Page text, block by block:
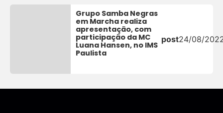
Grupo Samba Negras
em Marcha realiza
apresentação, com
participação da MC
Luana Hansen, no IMS
Paulista
post24/08/